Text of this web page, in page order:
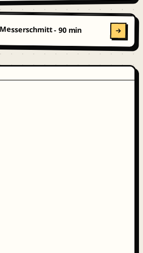
- 90 min